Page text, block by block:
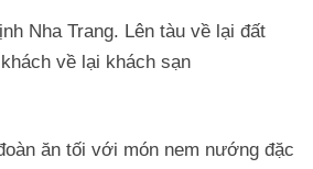
Nha Trang. Lên tàu về lại đất
về lại khách sạn
ăn tối với món nem nướng đặc